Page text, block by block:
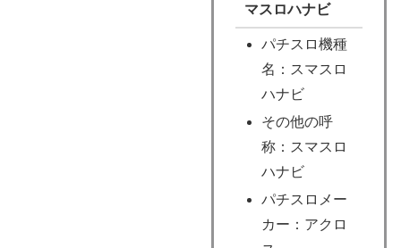
マスロハナビ
パチスロ機種
名：スマスロ
ハナビ
その他の呼
称：スマスロ
ハナビ
パチスロメー
カー：アクロ